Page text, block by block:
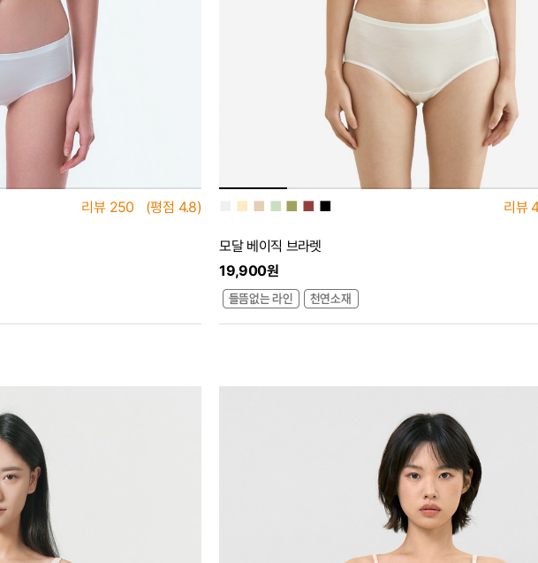
리뷰 250 (평점 4.8) ■ ■ ■ ■ ■ ■ 리뷰
모달 베이직 브라렛
19,900원